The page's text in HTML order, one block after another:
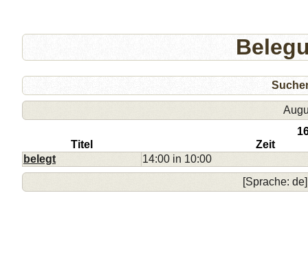
Titel
Zeit
belegt
14:00 in 10:00
[Sprache: